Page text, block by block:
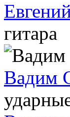
гитара
Вадим